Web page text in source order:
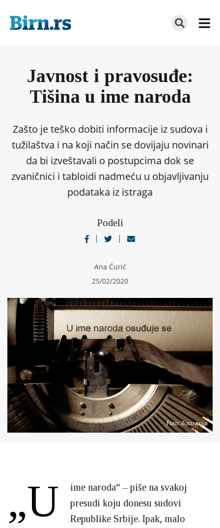
Javnost i pravosuđe:
Tišina u ime naroda
Zašto je teško dobiti informacije iz sudova i
tužilaštva i na koji način se dovijaju novinari
da bi izveštavali o postupcima dok se
zvaničnici i tabloidi nadmeću u objavljivanju
podataka iz istraga
Podeli
Ana Ćurić
25/02/2020
Foto: Ilustracija
„U
ime naroda“ – piše na svakoj
presudi koju donesu sudovi
Republike Srbije. Ipak, malo